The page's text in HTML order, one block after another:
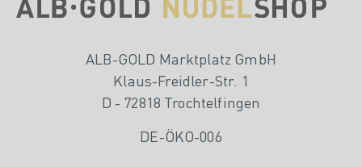
ALB-GOLD Marktplatz GmbH
Klaus-Freidler-Str. 1
D - 72818 Trochtelfingen
DE-ÖKO-006